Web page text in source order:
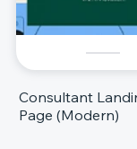
Consultant
Page (Modern)